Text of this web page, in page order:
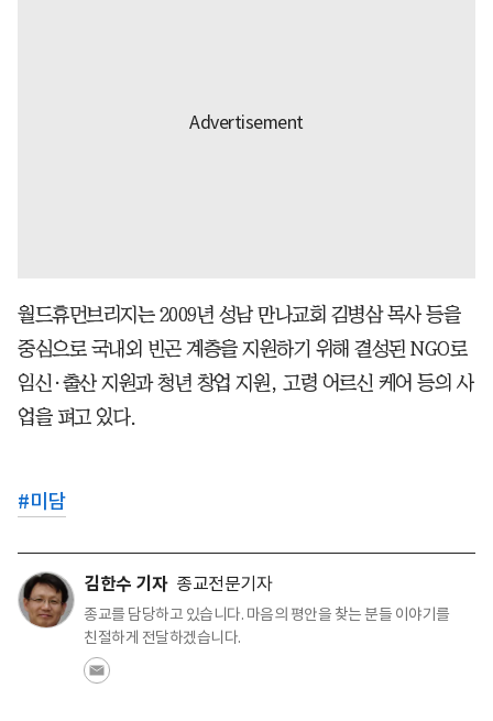
월드휴먼브리지는 2009년 성남 만나교회 김병삼 목사 등을
중심으로 국내외 빈곤 계층을 지원하기 위해 결성된 NGO로
임신·출산 지원과 청년 창업 지원, 고령 어르신 케어 등의 사
업을 펴고 있다.
#미담
김한수 기자 종교전문기자
종교를 담당하고 있습니다. 마음의 평안을 찾는 분들 이야기를
친절하게 전달하겠습니다.